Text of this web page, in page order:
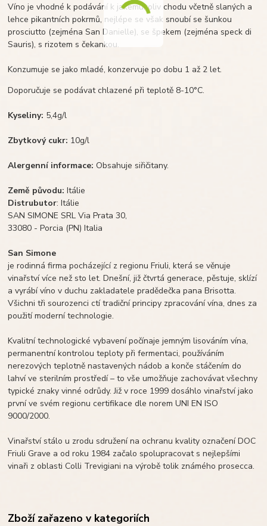
Víno je vhodné k podávání k jakémukoliv chodu včetně slaných a
lehce pikantních pokrmů, nejlépe se však snoubí se šunkou
prosciutto (zejména San Danielle), se špekem (zejména speck di
Sauris), s rizotem s čekankou.
Konzumuje se jako mladé, konzervuje po dobu 1 až 2 let.
Doporučuje se podávat chlazené při teplotě 8-10°C.
Kyseliny: 5,4g/l
Zbytkový cukr: 10g/l
Alergenní informace: Obsahuje siřičitany.
Země původu: Itálie
Distrubutor: Itálie
SAN SIMONE SRL Via Prata 30,
33080 - Porcia (PN) Italia
San Simone
je rodinná firma pocházející z regionu Friuli, která se věnuje
vinařství více než sto let. Dnešní, již čtvrtá generace, pěstuje, sklízí
a vyrábí víno v duchu zakladatele pradědečka pana Brisotta.
Všichni tři sourozenci ctí tradiční principy zpracování vína, dnes za
použití moderní technologie.
Kvalitní technologické vybavení počínaje jemným lisováním vína,
permanentní kontrolou teploty při fermentaci, používáním
nerezových teplotně nastavených nádob a konče stáčením do
lahví ve sterilním prostředí – to vše umožňuje zachovávat všechny
typické znaky vinné odrůdy. Již v roce 1999 dosáhlo vinařství jako
první ve svém regionu certifikace dle norem UNI EN ISO
9000/2000.
Vinařství stálo u zrodu sdružení na ochranu kvality označení DOC
Friuli Grave a od roku 1984 začalo spolupracovat s nejlepšími
vinaři z oblasti Colli Trevigiani na výrobě tolik známého prosecca.
Zboží zařazeno v kategoriích